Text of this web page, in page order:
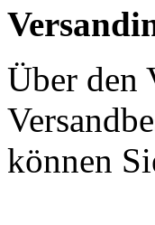
Über den
können